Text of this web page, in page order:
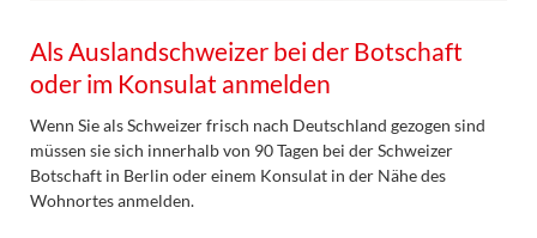
Als Auslandschweizer bei der Botschaft
oder im Konsulat anmelden
Wenn Sie als Schweizer frisch nach Deutschland gezogen sind
müssen sie sich innerhalb von 90 Tagen bei der Schweizer
Botschaft in Berlin oder einem Konsulat in der Nähe des
Wohnortes anmelden.